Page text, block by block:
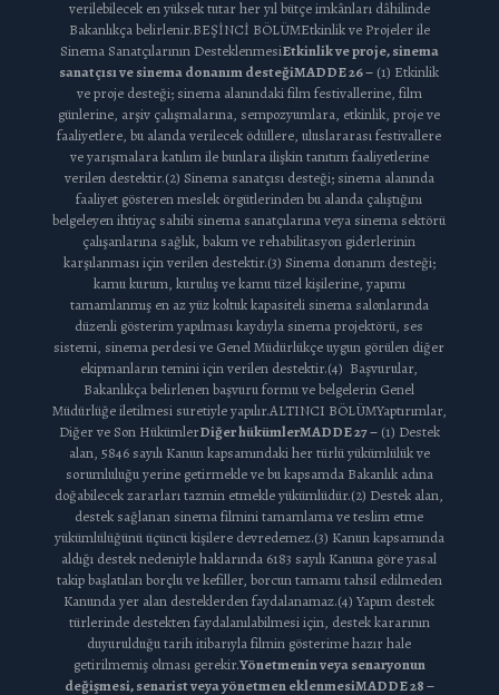
verilebilecek en yüksek tutar her yıl bütçe imkânları dâhilinde
Bakanlıkça belirlenir.BEŞİNCİ BÖLÜMEtkinlik ve Projeler ile
Sinema Sanatçılarının DesteklenmesiEtkinlik ve proje, sinema
sanatçısı ve sinema donanım desteğiMADDE 26 – (1) Etkinlik
ve proje desteği; sinema alanındaki film festivallerine, film
günlerine, arşiv çalışmalarına, sempozyumlara, etkinlik, proje ve
faaliyetlere, bu alanda verilecek ödüllere, uluslararası festivallere
ve yarışmalara katılım ile bunlara ilişkin tanıtım faaliyetlerine
verilen destektir.(2) Sinema sanatçısı desteği; sinema alanında
faaliyet gösteren meslek örgütlerinden bu alanda çalıştığını
belgeleyen ihtiyaç sahibi sinema sanatçılarına veya sinema sektörü
çalışanlarına sağlık, bakım ve rehabilitasyon giderlerinin
karşılanması için verilen destektir.(3) Sinema donanım desteği;
kamu kurum, kuruluş ve kamu tüzel kişilerine, yapımı
tamamlanmış en az yüz koltuk kapasiteli sinema salonlarında
düzenli gösterim yapılması kaydıyla sinema projektörü, ses
sistemi, sinema perdesi ve Genel Müdürlükçe uygun görülen diğer
ekipmanların temini için verilen destektir.(4) Başvurular,
Bakanlıkça belirlenen başvuru formu ve belgelerin Genel
Müdürlüğe iletilmesi suretiyle yapılır.ALTINCI BÖLÜMYaptırımlar,
Diğer ve Son HükümlerDiğer hükümlerMADDE 27 –(1) Destek
alan, 5846 sayılı Kanun kapsamındaki her türlü yükümlülük ve
sorumluluğu yerine getirmekle ve bu kapsamda Bakanlık adına
doğabilecek zararları tazmin etmekle yükümlüdür.(2) Destek alan,
destek sağlanan sinema filmini tamamlama ve teslim etme
yükümlülüğünü üçüncü kişilere devredemez.(3) Kanun kapsamında
aldığı destek nedeniyle haklarında 6183 sayılı Kanuna göre yasal
takip başlatılan borçlu ve kefiller, borcun tamamı tahsil edilmeden
Kanunda yer alan desteklerden faydalanamaz.(4) Yapım destek
türlerinde destekten faydalanılabilmesi için, destek kararının
duyurulduğu tarih itibarıyla filmin gösterime hazır hale
getirilmemiş olması gerekir.Yönetmenin veya senaryonun
değişmesi, senarist veya yönetmen eklenmesiMADDE 28 –